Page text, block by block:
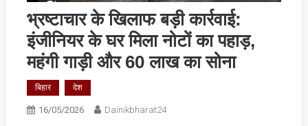
भ्रष्टाचार के खिलाफ बड़ी कार्रवाई:
इंजीनियर के घर मिला नोटों का पहाड़,
महंगी गाड़ी और 60 लाख का सोना
बिहार देश
16/05/2026 Dainikbharat24